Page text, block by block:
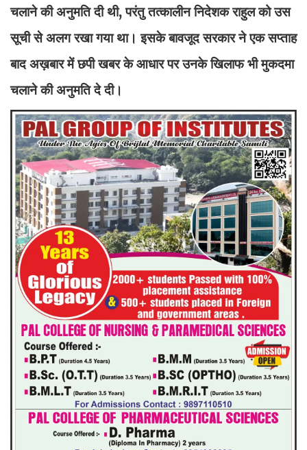
चलाने की अनुमति दी थी, परंतु तत्कालीन निदेशक राहुल को उस
सूची से अलग रखा गया था। इसके बावजूद सरकार ने एक सप्ताह
बाद अख़बार में छपी खबर के आधार पर उनके खिलाफ भी मुकदमा
चलाने की अनुमति दे दी।